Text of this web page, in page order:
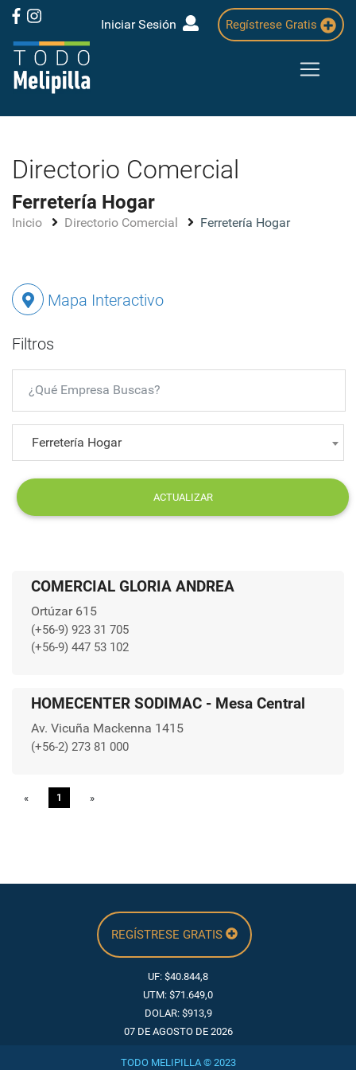
Iniciar Sesión Regístrese Gratis
Directorio Comercial
Ferretería Hogar
Inicio Directorio Comercial Ferretería Hogar
Mapa Interactivo
Filtros
Ferretería Hogar
ACTUALIZAR
COMERCIAL GLORIA ANDREA
Ortúzar 615
(+56-9) 923 31 705
(+56-9) 447 53 102
HOMECENTER SODIMAC - Mesa Central
Av. Vicuña Mackenna 1415
(+56-2) 273 81 000
« Previous
1 »
REGÍSTRESE GRATIS
UF: $40.844,8
UTM: $71.649,0
DOLAR: $913,9
07 DE AGOSTO DE 2026
TODO MELIPILLA © 2023